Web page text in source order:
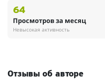
64
Просмотров за месяц
Невысокая активность
Отзывы об авторе